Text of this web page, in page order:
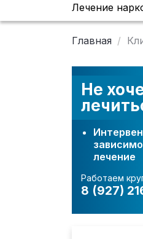
Лечение
Главная
Не
лечение
Работаем
8 (927)